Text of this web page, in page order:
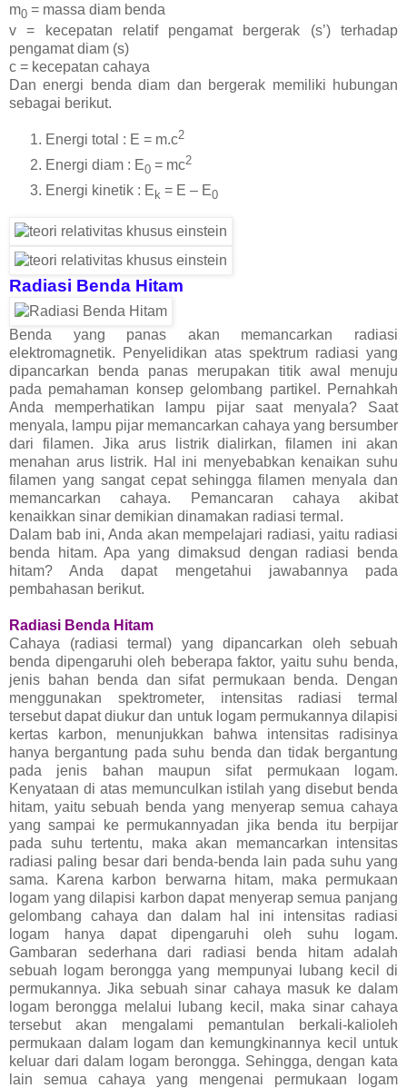
m0 = massa diam benda
v = kecepatan relatif pengamat bergerak (s’) terhadap
pengamat diam (s)
c = kecepatan cahaya
Dan energi benda diam dan bergerak memiliki hubungan
sebagai berikut.
Energi total : E = m.c2
Energi diam : E0 = mc2
Energi kinetik : Ek = E – E0
Radiasi Benda Hitam
Benda yang panas akan memancarkan radiasi
elektromagnetik. Penyelidikan atas spektrum radiasi yang
dipancarkan benda panas merupakan titik awal menuju
pada pemahaman konsep gelombang partikel. Pernahkah
Anda memperhatikan lampu pijar saat menyala? Saat
menyala, lampu pijar memancarkan cahaya yang bersumber
dari filamen. Jika arus listrik dialirkan, filamen ini akan
menahan arus listrik. Hal ini menyebabkan kenaikan suhu
filamen yang sangat cepat sehingga filamen menyala dan
memancarkan cahaya. Pemancaran cahaya akibat
kenaikkan sinar demikian dinamakan radiasi termal.
Dalam bab ini, Anda akan mempelajari radiasi, yaitu radiasi
benda hitam. Apa yang dimaksud dengan radiasi benda
hitam? Anda dapat mengetahui jawabannya pada
pembahasan berikut.
Radiasi Benda Hitam
Cahaya (radiasi termal) yang dipancarkan oleh sebuah
benda dipengaruhi oleh beberapa faktor, yaitu suhu benda,
jenis bahan benda dan sifat permukaan benda. Dengan
menggunakan spektrometer, intensitas radiasi termal
tersebut dapat diukur dan untuk logam permukannya dilapisi
kertas karbon, menunjukkan bahwa intensitas radisinya
hanya bergantung pada suhu benda dan tidak bergantung
pada jenis bahan maupun sifat permukaan logam.
Kenyataan di atas memunculkan istilah yang disebut benda
hitam, yaitu sebuah benda yang menyerap semua cahaya
yang sampai ke permukannyadan jika benda itu berpijar
pada suhu tertentu, maka akan memancarkan intensitas
radiasi paling besar dari benda-benda lain pada suhu yang
sama. Karena karbon berwarna hitam, maka permukaan
logam yang dilapisi karbon dapat menyerap semua panjang
gelombang cahaya dan dalam hal ini intensitas radiasi
logam hanya dapat dipengaruhi oleh suhu logam.
Gambaran sederhana dari radiasi benda hitam adalah
sebuah logam berongga yang mempunyai lubang kecil di
permukannya.Jika sebuah sinar cahaya masuk ke dalam
logam berongga melalui lubang kecil, maka sinar cahaya
tersebut akan mengalami pemantulan berkali-kalioleh
permukaan dalam logam dan kemungkinannya kecil untuk
keluar dari dalam logam berongga. Sehingga, dengan kata
lain semua cahaya yang mengenai permukaan logam